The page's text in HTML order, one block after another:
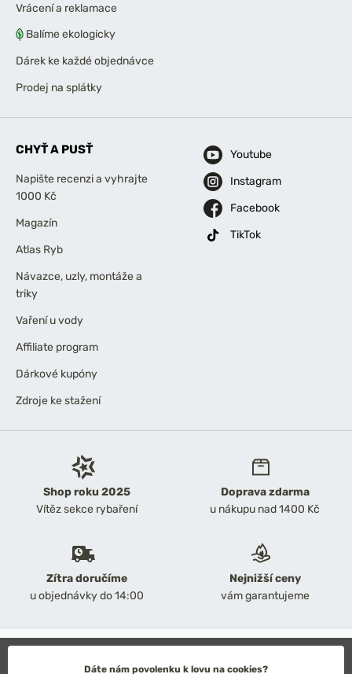
Shop roku 2025
Vítěz sekce rybaření
Doprava zdarma
u nákupu nad 1400 Kč
Zítra doručíme
u objednávky do 14:00
Nejnižší ceny
vám garantujeme
Vrácení a reklamace
Balíme ekologicky
Dárek ke každé objednávce
Prodej na splátky
CHYŤ A PUSŤ
Napište recenzi a vyhrajte
1000 Kč
Magazín
Atlas Ryb
Návazce, uzly, montáže a
triky
Vaření u vody
Affiliate program
Dárkové kupóny
Zdroje ke stažení
Youtube
Instagram
Facebook
TikTok
Obchodní podmínky
Dáte nám povolenku k lovu na cookies?